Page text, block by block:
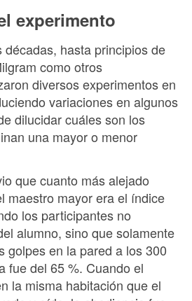
experimento
décadas, hasta principios de
como otros
diversos experimentos en
variaciones en algunos
dilucidar cuáles son los
una mayor o menor
que cuanto más alejado
maestro mayor era el índice
los participantes no
alumno, sino que solamente
golpes en la pared a los 300
fue del 65 %. Cuando el
la misma habitación que el